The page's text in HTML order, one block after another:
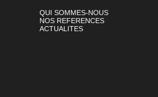
QUI SOMMES-NOUS
NOS REFERENCES
ACTUALITES